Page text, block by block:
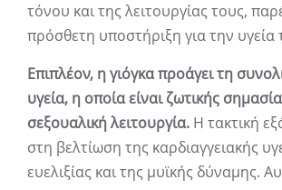
τόνου και της λειτουργίας τους,
πρόσθετη υποστήριξη για την υγεία
Επιπλέον, η γιόγκα προάγει τη
υγεία, η οποία είναι ζωτικής
σεξουαλική λειτουργία. Η τακτική
στη βελτίωση της καρδιαγγειακής
ευελιξίας και της μυϊκής δύναμης.